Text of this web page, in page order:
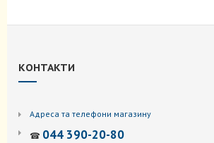
КОНТАКТИ
Адреса та телефони магазину
☎ 044 390-20-80